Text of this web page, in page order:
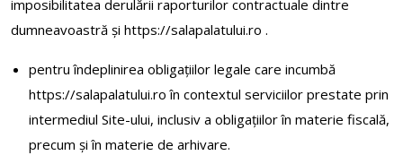
imposibilitatea derulării raporturilor contractuale dintre
dumneavoastră și https://salapalatului.ro .
pentru îndeplinirea obligațiilor legale care incumbă
https://salapalatului.ro în contextul serviciilor prestate prin
intermediul Site-ului, inclusiv a obligațiilor în materie fiscală,
precum și în materie de arhivare.